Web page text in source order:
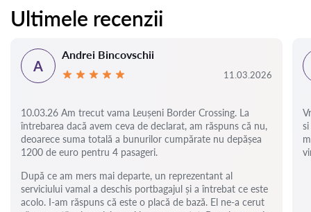
Ultimele recenzii
A
Andrei Bincovschii
11.03.2026
10.03.26 Am trecut vama Leușeni Border Crossing. La
întrebarea dacă avem ceva de declarat, am răspuns că nu,
deoarece suma totală a bunurilor cumpărate nu depășea
1200 de euro pentru 4 pasageri.
După ce am mers mai departe, un reprezentant al
serviciului vamal a deschis portbagajul și a întrebat ce este
acolo. I-am răspuns că este o placă de bază. El ne-a cerut